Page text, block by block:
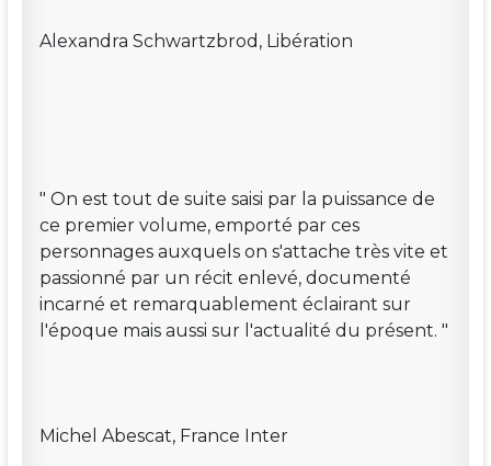
Alexandra Schwartzbrod, Libération
" On est tout de suite saisi par la puissance de
ce premier volume, emporté par ces
personnages auxquels on s'attache très vite et
passionné par un récit enlevé, documenté
incarné et remarquablement éclairant sur
l'époque mais aussi sur l'actualité du présent. "
Michel Abescat, France Inter